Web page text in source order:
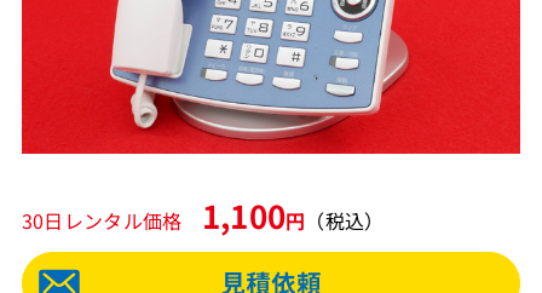
30日レンタル価格 1,100円 （税込）